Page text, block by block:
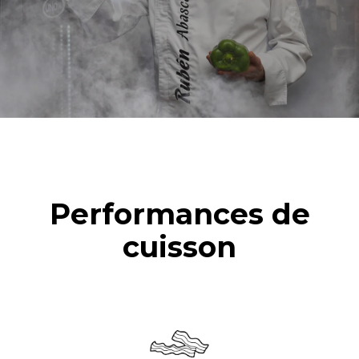
d'une utilisation quotidienne du
four (300 jours/an) :
6 faibles charges de poulet
rôti (20% de charge)
1 pleine charge de pommes
de terre rôties
3 pleines charges de
cuissons vapeur
2 heures à four vide à 180
°C
des nettoyages hebdomadaires
suivants (42 semaines/an) :
1 nettoyage long
1 nettoyage moyen
Performances de
cuisson